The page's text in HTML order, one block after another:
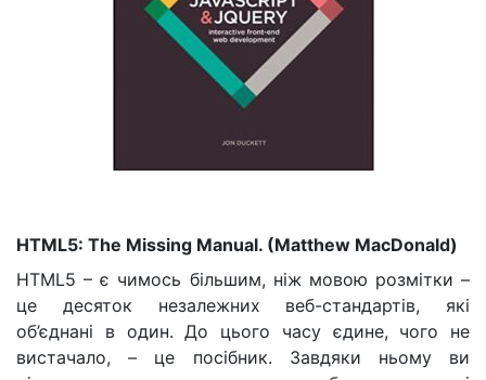
HTML5: The Missing Manual. (Matthew MacDonald)
HTML5 – є чимось більшим, ніж мовою розмітки –
це десяток незалежних веб-стандартів, які
об’єднані в один. До цього часу єдине, чого не
вистачало, – це посібник. Завдяки ньому ви